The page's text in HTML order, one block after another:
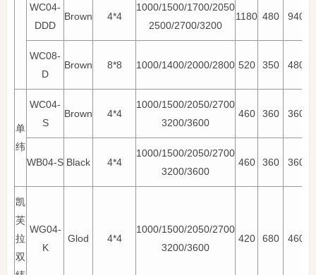
WC04-
DDD
Brown 4*4
1000/1500/1700/2050
2500/2700/3200
1180 480 940
WC08-
D
Brown 8*8 1000/1400/2000/2800 520 350 480
单
纬
WC04-
S
Brown 4*4
1000/1500/2050/2700
3200/3600
460 360 360
WB04-S Black 4*4
1000/1500/2050/2700
3200/3600
460 360 360
凯
芙
拉
双
WG04-
K
Glod 4*4
1000/1500/2050/2700
3200/3600
420 680 460